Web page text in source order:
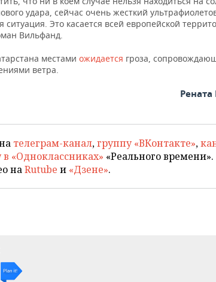
удара, сейчас очень жесткий
ситуация. Это касается всей европейской
Вильфанд.
местами ожидается гроза,
ветра.
Рената
телеграм-канал,группу «ВКонтакте»,
в «Одноклассниках» «Реального времени».
наRutube и «Дзене».